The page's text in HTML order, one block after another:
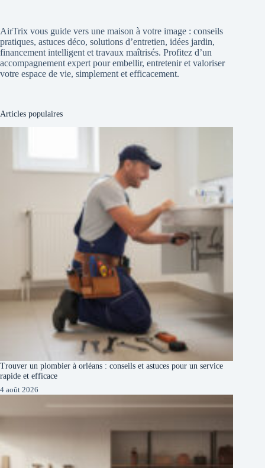
AirTrix vous guide vers une maison à votre image : conseils
pratiques, astuces déco, solutions d’entretien, idées jardin,
financement intelligent et travaux maîtrisés. Profitez d’un
accompagnement expert pour embellir, entretenir et valoriser
votre espace de vie, simplement et efficacement.
Articles populaires
Trouver un plombier à orléans : conseils et astuces pour un service
rapide et efficace
4 août 2026